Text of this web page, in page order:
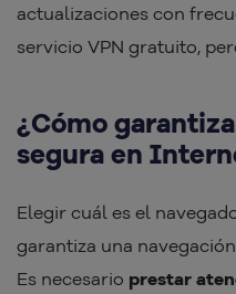
actualizaciones con
servicio VPN gratuito,
¿Cómo
segura en
Elegir cuál es el
garantiza una
Es necesario prestar